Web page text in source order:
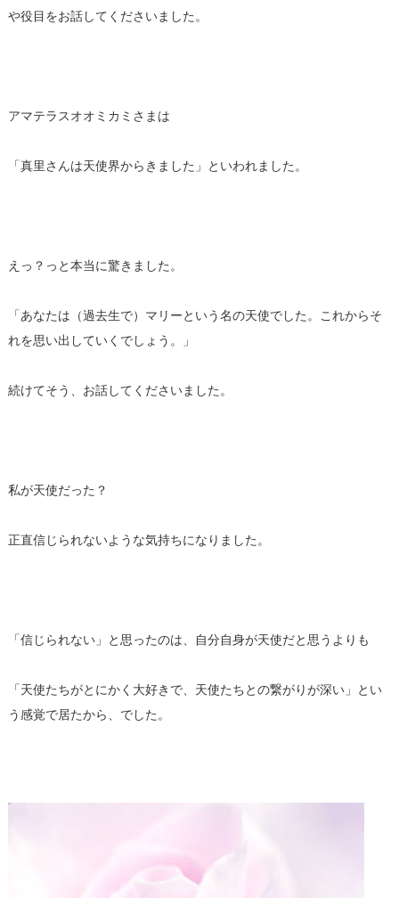
や役目をお話してくださいました。
アマテラスオオミカミさまは
「真里さんは天使界からきました」といわれました。
えっ？っと本当に驚きました。
「あなたは（過去生で）マリーという名の天使でした。これからそ
れを思い出していくでしょう。」
続けてそう、お話してくださいました。
私が天使だった？
正直信じられないような気持ちになりました。
「信じられない」と思ったのは、自分自身が天使だと思うよりも
「天使たちがとにかく大好きで、天使たちとの繋がりが深い」とい
う感覚で居たから、でした。